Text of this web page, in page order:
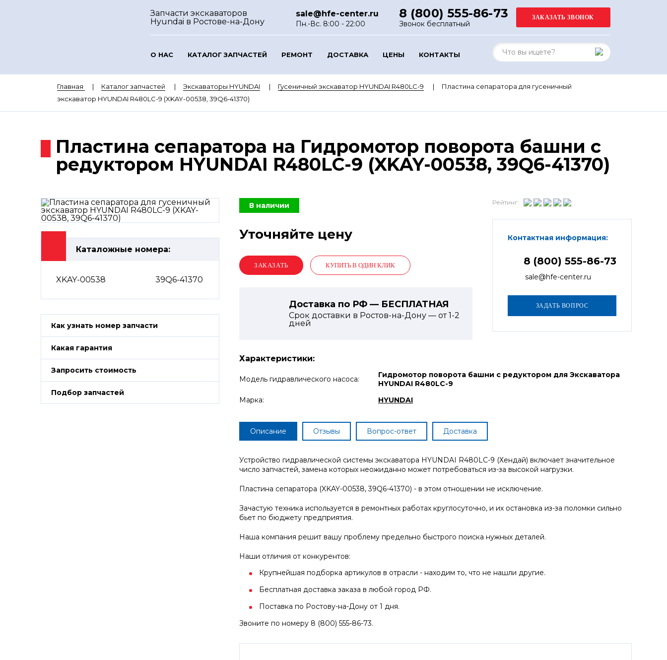
Запчасти экскаваторов
Hyundai в Ростове-на-Дону
sale@hfe-center.ru
Пн.-Вс. 8:00 - 22:00
8 (800) 555-86-73
Звонок бесплатный
О НАС КАТАЛОГ ЗАПЧАСТЕЙ РЕМОНТ ДОСТАВКА ЦЕНЫ КОНТАКТЫ
Главная Каталог запчастей Экскаваторы HYUNDAI Гусеничный экскаватор HYUNDAI R480LC-9
Пластина сепаратора для гусеничный
экскаватор HYUNDAI R480LC-9 (XKAY-00538, 39Q6-41370)
Пластина сепаратора на Гидромотор поворота башни с
редуктором HYUNDAI R480LC-9 (XKAY-00538, 39Q6-41370)
Каталожные номера:
XKAY-00538 39Q6-41370
Как узнать номер запчасти
Какая гарантия
Запросить стоимость
Подбор запчастей
В наличии
Уточняйте цену
КУПИТЬ В ОДИН КЛИК
Доставка по РФ — БЕСПЛАТНАЯ
Срок доставки в Ростов-на-Дону — от1-2
дней
Рейтинг:
Контактная информация:
8 (800) 555-86-73
sale@hfe-center.ru
Характеристики:
Модель гидравлического насоса:
Гидромотор поворота башни с редуктором для Экскаватора
HYUNDAI R480LC-9
Марка:
HYUNDAI
Описание Отзывы Вопрос-ответ Доставка
Устройство гидравлической системы экскаватора HYUNDAI R480LC-9 (Хендай) включает значительное
число запчастей, замена которых неожиданно может потребоваться из-за высокой нагрузки.
Пластина сепаратора (XKAY-00538, 39Q6-41370) - в этом отношении не исключение.
Зачастую техника используется в ремонтных работах круглосуточно, и их остановка из-за поломки сильно
бьет по бюджету предприятия.
Наша компания решит вашу проблему предельно быстрого поиска нужных деталей.
Наши отличия от конкурентов:
Крупнейшая подборка артикулов в отрасли - находим то, что не нашли другие.
Бесплатная доставка заказа в любой город РФ.
Поставка по Ростову-на-Дону от 1 дня.
Звоните по номеру 8 (800) 555-86-73.